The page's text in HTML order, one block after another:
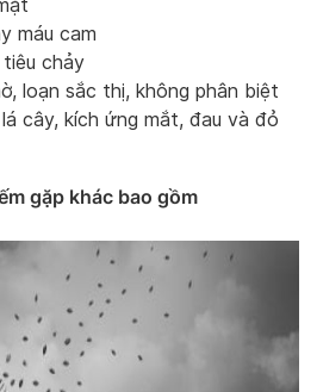
máu cam
chảy
loạn sắc thị, không phân biệt
cây, kích ứng mắt, đau và đỏ
gặp khác bao gồm